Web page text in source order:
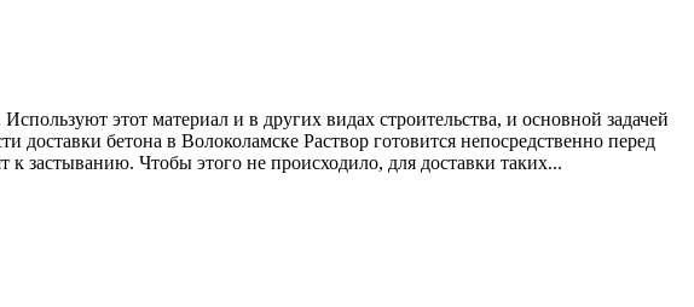
этот материал и в других видах строительства, и основной задачей
доставки бетона в Волоколамске Раствор готовится непосредственно перед
застыванию. Чтобы этого не происходило, для доставки таких...